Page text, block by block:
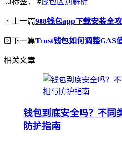
上一篇988钱包app下载安装全
下一篇Trust钱包如何调整GAS
相关文章
钱包到底安全吗？不同
防护指南